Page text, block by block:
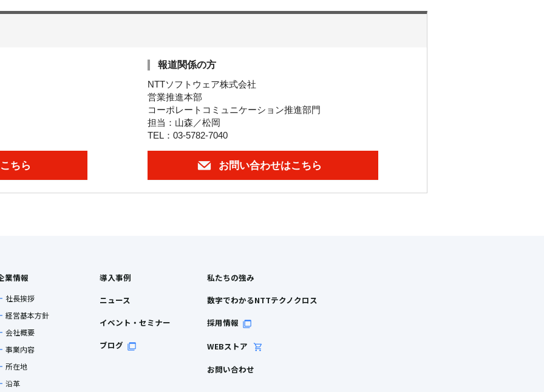
ちら
報道関係の方
NTTソフトウェア株式会社
営業推進本部
コーポレートコミュニケーション推進部門
担当：山森／松岡
TEL：03-5782-7040
お問い合わせはこちら
業情報
社長挨拶
経営基本方針
会社概要
事業内容
所在地
沿革
導入事例
ニュース
イベント・セミナー
ブログ
私たちの強み
数字でわかるNTTテクノクロス
採用情報
WEBストア
お問い合わせ